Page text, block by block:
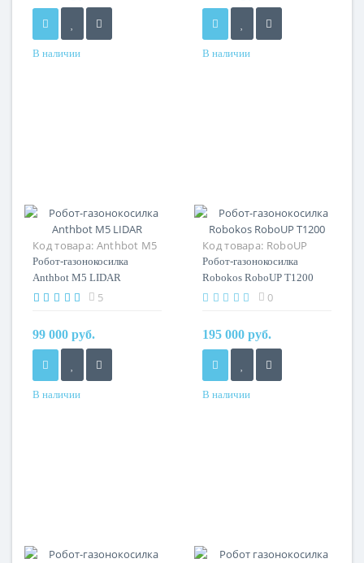
В наличии В наличии
Код товара: Anthbot M5
(LIDAR)
Робот-газонокосилка
Anthbot M5 LIDAR
5
99 000 руб.
В наличии
Код товара: RoboUP
T1200
Робот-газонокосилка
Robokos RoboUP T1200
0
195 000 руб.
В наличии